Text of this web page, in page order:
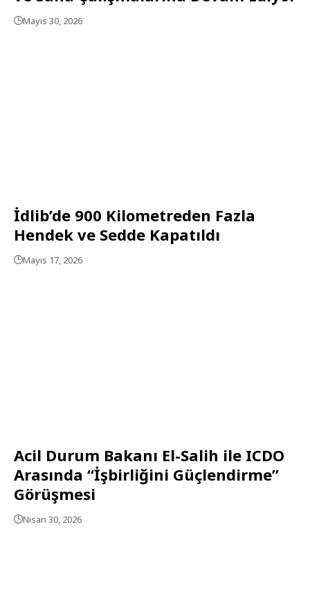
Mayıs 30, 2026
İdlib’de 900 Kilometreden Fazla
Hendek ve Sedde Kapatıldı
Mayıs 17, 2026
Acil Durum Bakanı El-Salih ile ICDO
Arasında “İşbirliğini Güçlendirme”
Görüşmesi
Nisan 30, 2026